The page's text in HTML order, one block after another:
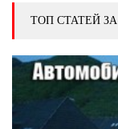
ТОП СТАТЕЙ